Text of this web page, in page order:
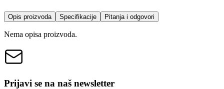
Opis proizvoda Specifikacije Pitanja i odgovori
Nema opisa proizvoda.
Prijavi se na naš newsletter